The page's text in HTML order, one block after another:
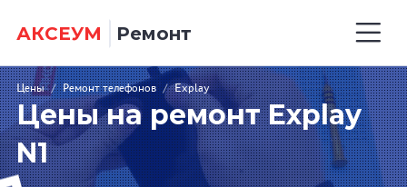
АКСЕУМ Ремонт
Цены / Ремонт телефонов / Explay
Цены на ремонт Explay
N1